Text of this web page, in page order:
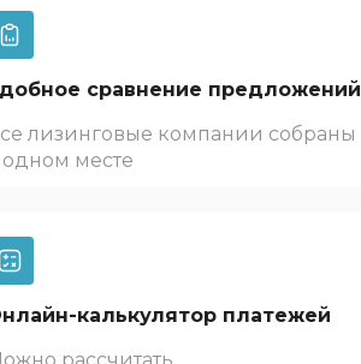
сравнение предложений
лизинговые компании собраны
одном месте
калькулятор платежей